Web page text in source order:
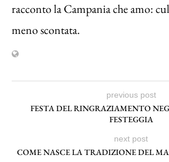
racconto la Campania che amo:
meno scontata.
previous post
FESTA DEL RINGRAZIAMENTO
FESTEGGIA
next post
COME NASCE LA TRADIZIONE DEL